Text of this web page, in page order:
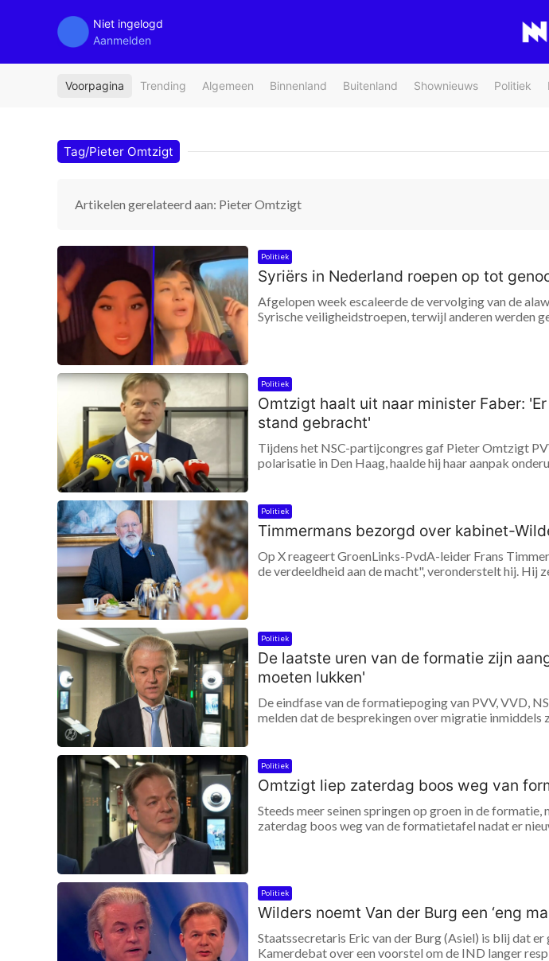
Niet ingelogd
Aanmelden
Voorpagina Trending Algemeen Binnenland Buitenland Shownieuws Politiek
Tag/Pieter Omtzigt
Artikelen gerelateerd aan: Pieter Omtzigt
Politiek
Syriërs in Nederland roepen op tot
Afgelopen week escaleerde de vervolging van de
Syrische veiligheidstroepen, terwijl anderen werden
Politiek
Omtzigt haalt uit naar minister Faber:
stand gebracht'
Tijdens het NSC-partijcongres gaf Pieter Omtzigt
polarisatie in Den Haag, haalde hij haar aanpak
Politiek
Timmermans bezorgd over kabinet-
Op X reageert GroenLinks-PvdA-leider Frans
de verdeeldheid aan de macht", veronderstelt hij. Hij
Politiek
De laatste uren van de formatie zijn
moeten lukken'
De eindfase van de formatiepoging van PVV, VVD,
melden dat de besprekingen over migratie inmiddels
Politiek
Omtzigt liep zaterdag boos weg van
Steeds meer seinen springen op groen in de
zaterdag boos weg van de formatietafel nadat er
Politiek
Wilders noemt Van der Burg een ‘eng
Staatssecretaris Eric van der Burg (Asiel) is blij dat
Kamerdebat over een voorstel om de IND langer